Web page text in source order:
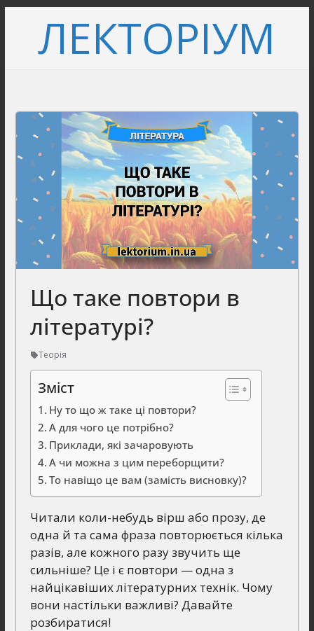
вмістуЛЕКТОРІУМ
Що таке повтори в
літературі?
Теорія
Зміст
Ну то що ж таке ці повтори?
А для чого це потрібно?
Приклади, які зачаровують
А чи можна з цим переборщити?
То навіщо це вам (замість висновку)?
Читали коли-небудь вірш або прозу, де
одна й та сама фраза повторюється кілька
разів, але кожного разу звучить ще
сильніше? Це і є повтори — одна з
найцікавіших літературних технік. Чому
вони настільки важливі? Давайте
розбиратися!